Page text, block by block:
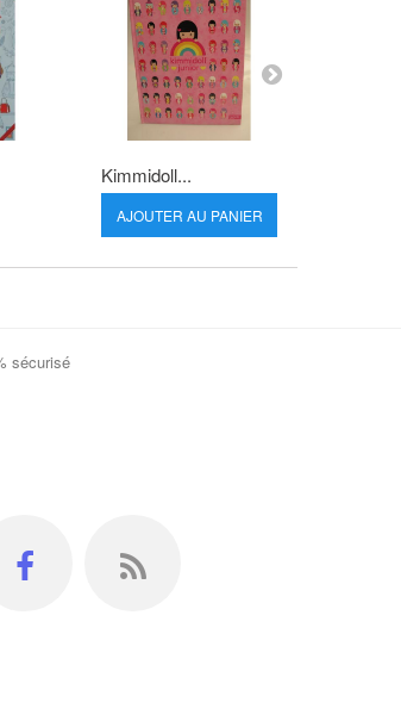
Kimmidoll...
AJOUTER AU PANIER
sécurisé